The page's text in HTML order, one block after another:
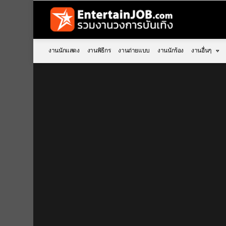
งานนักแสดง งานพิธีกร งานถ่ายแบบ งานนักร้อง งานอื่นๆ